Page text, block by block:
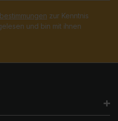
zur Kenntnis
und bin mit ihnen